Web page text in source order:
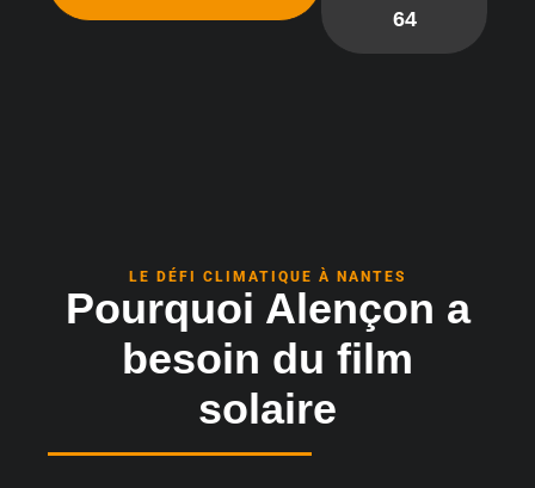
64
LE DÉFI CLIMATIQUE À NANTES
Pourquoi Alençon a
besoin du film
solaire